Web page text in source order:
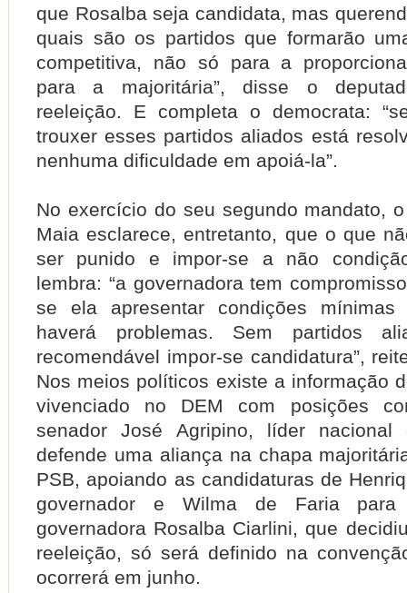
que Rosalba seja candidata, mas
quais são os partidos que formarão
competitiva, não só para a
para a majoritária”, disse o
reeleição. E completa o democrata:
trouxer esses partidos aliados está
nenhuma dificuldade em apoiá-la”.
No exercício do seu segundo mandato,
Maia esclarece, entretanto, que o que
ser punido e impor-se a não
lembra: “a governadora tem
se ela apresentar condições
haverá problemas. Sem partidos
recomendável impor-se candidatura”,
Nos meios políticos existe a informação
vivenciado no DEM com posições
senador José Agripino, líder
defende uma aliança na chapa
PSB, apoiando as candidaturas de
governador e Wilma de Faria
governadora Rosalba Ciarlini, que
reeleição, só será definido na
ocorrerá em junho.